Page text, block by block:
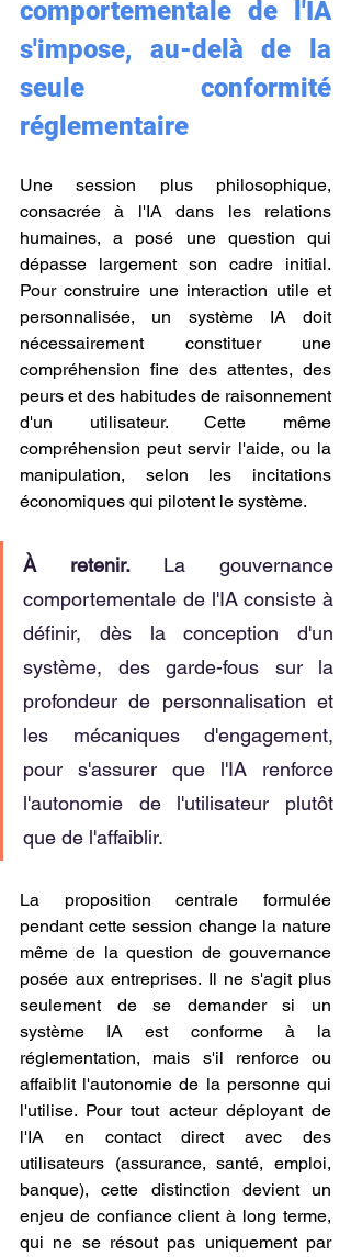
comportementale de l'IA
s'impose, au-delà de la
seule conformité
réglementaire
Une session plus philosophique,
consacrée à l'IA dans les relations
humaines, a posé une question qui
dépasse largement son cadre initial.
Pour construire une interaction utile et
personnalisée, un système IA doit
nécessairement constituer une
compréhension fine des attentes, des
peurs et des habitudes de raisonnement
d'un utilisateur. Cette même
compréhension peut servir l'aide, ou la
manipulation, selon les incitations
économiques qui pilotent le système.
À retenir. La gouvernance
comportementale de l'IA consiste à
définir, dès la conception d'un
système, des garde-fous sur la
profondeur de personnalisation et
les mécaniques d'engagement,
pour s'assurer que l'IA renforce
l'autonomie de l'utilisateur plutôt
que de l'affaiblir.
La proposition centrale formulée
pendant cette session change la nature
même de la question de gouvernance
posée aux entreprises. Il ne s'agit plus
seulement de se demander si un
système IA est conforme à la
réglementation, mais s'il renforce ou
affaiblit l'autonomie de la personne qui
l'utilise. Pour tout acteur déployant de
l'IA en contact direct avec des
utilisateurs (assurance, santé, emploi,
banque), cette distinction devient un
enjeu de confiance client à long terme,
qui ne se résout pas uniquement par